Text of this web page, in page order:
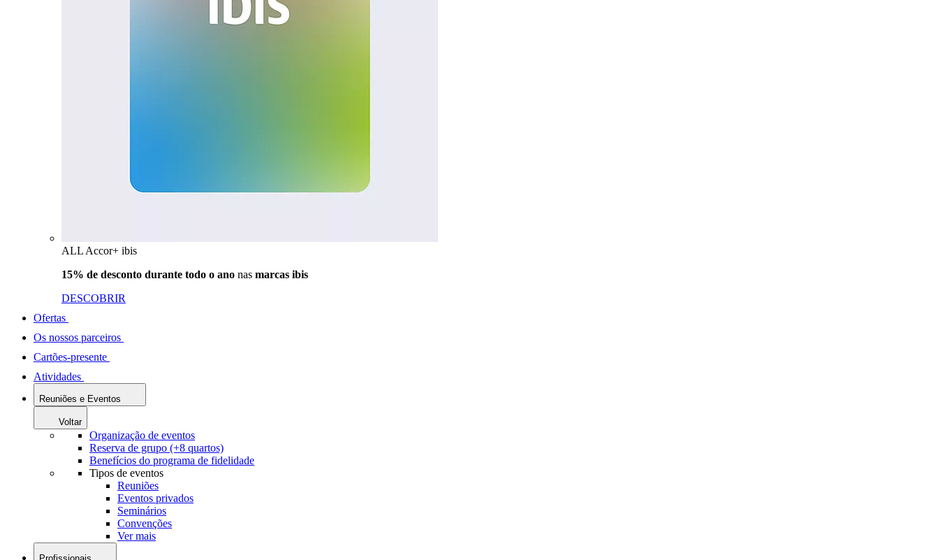
ALL Accor+ ibis
15% de desconto durante todo o ano nas marcas ibis
DESCOBRIR
Ofertas
Os nossos parceiros
Cartões-presente
Atividades
Reuniões e Eventos
Voltar
Organização de eventos
Reserva de grupo (+8 quartos)
Benefícios do programa de fidelidade
Tipos de eventos
Reuniões
Eventos privados
Seminários
Convenções
Ver mais